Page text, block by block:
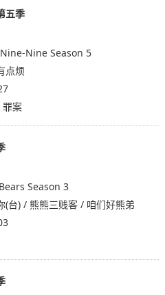
五季
Nine Season 5
点烦
罪案
Season 3
(台) / 熊熊三贱客 / 咱们好熊弟